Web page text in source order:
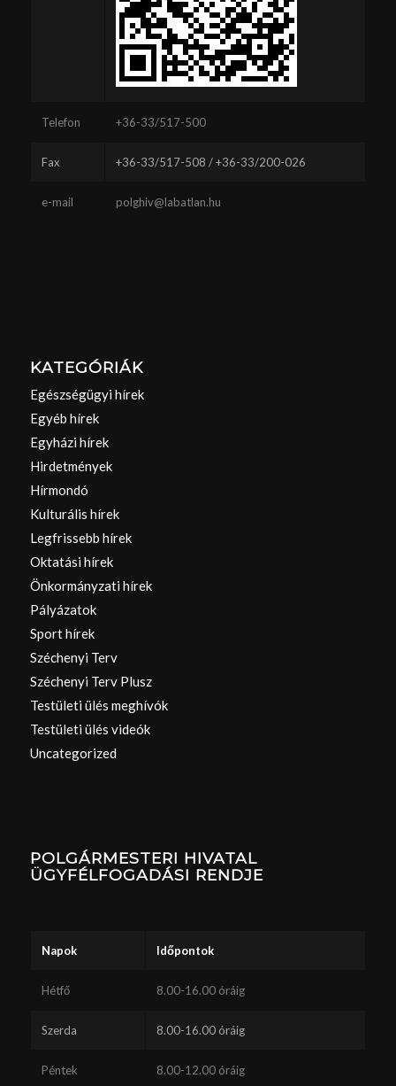
Telefon +36-33/517-500
Fax +36-33/517-508 / +36-33/200-026
e-mail polghiv@labatlan.hu
KATEGÓRIÁK
Egészségügyi hírek
Egyéb hírek
Egyházi hírek
Hirdetmények
Hírmondó
Kulturális hírek
Legfrissebb hírek
Oktatási hírek
Önkormányzati hírek
Pályázatok
Sport hírek
Széchenyi Terv
Széchenyi Terv Plusz
Testületi ülés meghívók
Testületi ülés videók
Uncategorized
POLGÁRMESTERI HIVATAL
ÜGYFÉLFOGADÁSI RENDJE
Napok Időpontok
Hétfő 8.00-16.00 óráig
Szerda 8.00-16.00 óráig
Péntek 8.00-12.00 óráig